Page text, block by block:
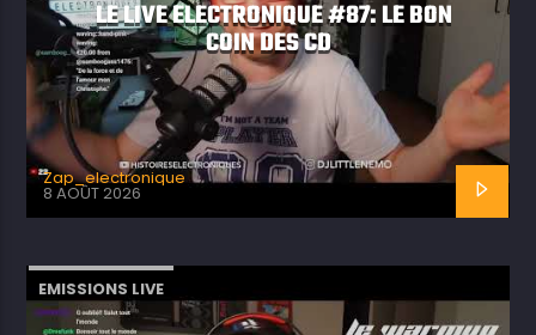
LE LIVE ELECTRONIQUE #87: LE BON
COIN DES CD
Zap_electronique
8 AOÛT 2026
EMISSIONS LIVE